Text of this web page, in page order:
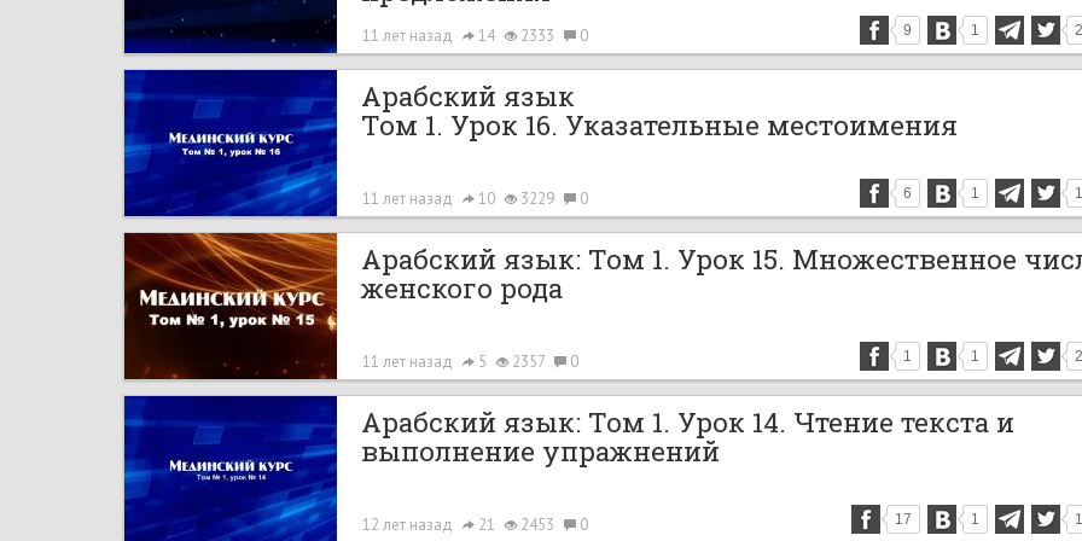
11 лет назад 14 2333 0 9 1 2
Арабский язык
Том 1. Урок 16. Указательные местоимения
11 лет назад 10 3229 0 6 1 1
Арабский язык: Том 1. Урок 15. Множественное
женского рода
11 лет назад 5 2357 0 1 1 2
Арабский язык: Том 1. Урок 14. Чтение текста и
выполнение упражнений
12 лет назад 21 2453 0 17 1 1